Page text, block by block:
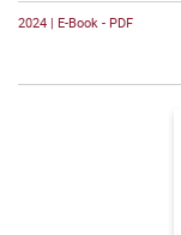
2024 | E-Book - PDF